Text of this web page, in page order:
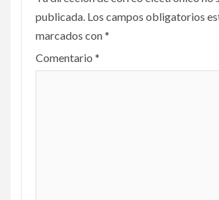
publicada. Los campos obligatorios
marcados con*
Comentario *